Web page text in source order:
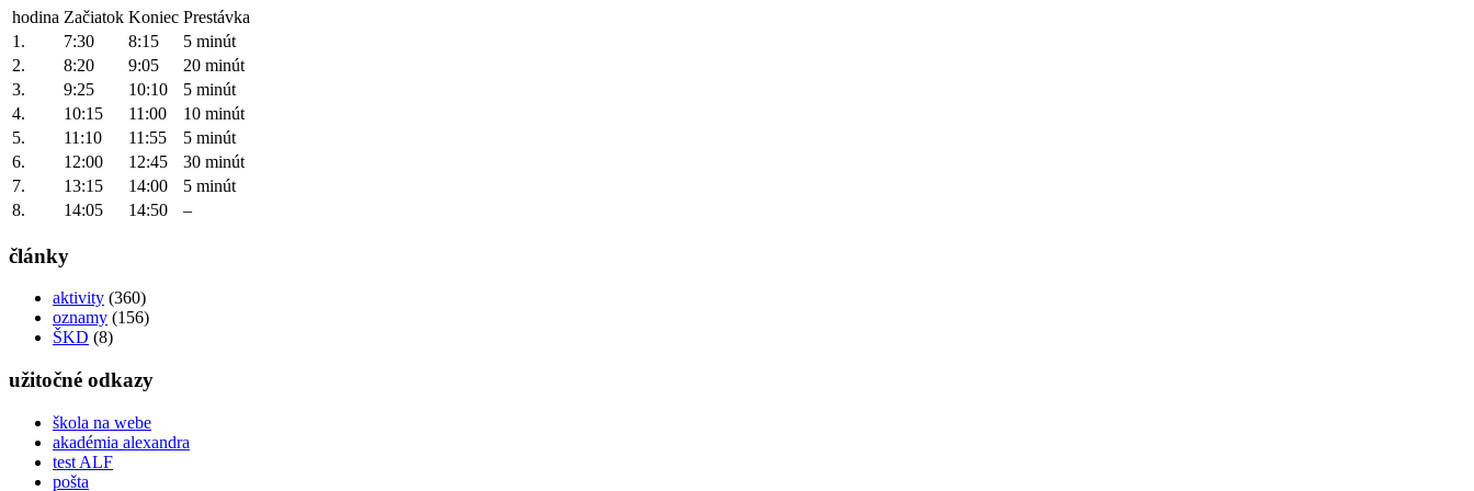
hodina Začiatok Koniec Prestávka
1.
7:30 8:15
5 minút
2.
8:20 9:05
20 minút
3.
9:25 10:10
5 minút
4.
10:15 11:00
10 minút
5.
11:10 11:55
5 minút
6.
12:00 12:45
30 minút
7.
13:15 14:00
5 minút
8.
14:05 14:50 –
články
aktivity (360)
oznamy (156)
ŠKD (8)
užitočné odkazy
škola na webe
akadémia alexandra
test ALF
pošta